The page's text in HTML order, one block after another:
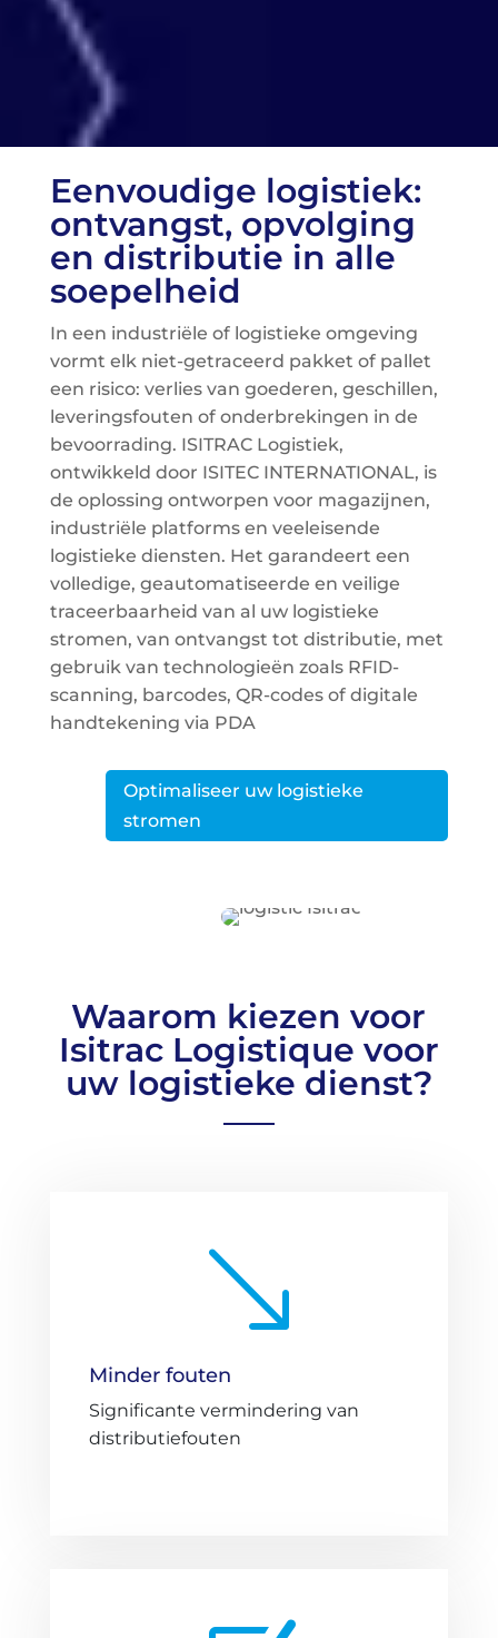
Eenvoudige logistiek:
ontvangst, opvolging
en distributie in alle
soepelheid
In een industriële of logistieke omgeving
vormt elk niet-getraceerd pakket of pallet
een risico: verlies van goederen, geschillen,
leveringsfouten of onderbrekingen in de
bevoorrading. ISITRAC Logistiek,
ontwikkeld door ISITEC INTERNATIONAL, is
de oplossing ontworpen voor magazijnen,
industriële platforms en veeleisende
logistieke diensten. Het garandeert een
volledige, geautomatiseerde en veilige
traceerbaarheid van al uw logistieke
stromen, van ontvangst tot distributie, met
gebruik van technologieën zoals RFID-
scanning, barcodes, QR-codes of digitale
handtekening via PDA
Optimaliseer uw logistieke
stromen
Waarom kiezen voor
Isitrac Logistique voor
uw logistieke dienst?
'
Minder fouten
Significante vermindering van
distributiefouten